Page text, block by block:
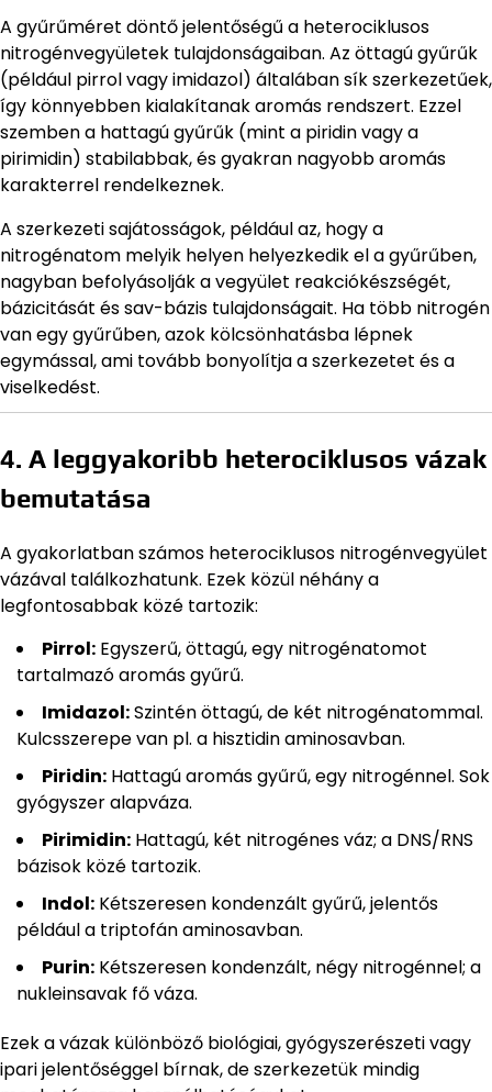
A gyűrűméret döntő jelentőségű a heterociklusos
nitrogénvegyületek tulajdonságaiban. Az öttagú gyűrűk
(például pirrol vagy imidazol) általában sík szerkezetűek,
így könnyebben kialakítanak aromás rendszert. Ezzel
szemben a hattagú gyűrűk (mint a piridin vagy a
pirimidin) stabilabbak, és gyakran nagyobb aromás
karakterrel rendelkeznek.
A szerkezeti sajátosságok, például az, hogy a
nitrogénatom melyik helyen helyezkedik el a gyűrűben,
nagyban befolyásolják a vegyület reakciókészségét,
bázicitását és sav-bázis tulajdonságait. Ha több nitrogén
van egy gyűrűben, azok kölcsönhatásba lépnek
egymással, ami tovább bonyolítja a szerkezetet és a
viselkedést.
4. A leggyakoribb heterociklusos vázak
bemutatása
A gyakorlatban számos heterociklusos nitrogénvegyület
vázával találkozhatunk. Ezek közül néhány a
legfontosabbak közé tartozik:
Pirrol: Egyszerű, öttagú, egy nitrogénatomot
tartalmazó aromás gyűrű.
Imidazol:Szintén öttagú, de két nitrogénatommal.
Kulcsszerepe van pl. a hisztidin aminosavban.
Piridin: Hattagú aromás gyűrű, egy nitrogénnel. Sok
gyógyszer alapváza.
Pirimidin: Hattagú, két nitrogénes váz; a DNS/RNS
bázisok közé tartozik.
Indol: Kétszeresen kondenzált gyűrű, jelentős
például a triptofán aminosavban.
Purin: Kétszeresen kondenzált, négy nitrogénnel; a
nukleinsavak fő váza.
Ezek a vázak különböző biológiai, gyógyszerészeti vagy
ipari jelentőséggel bírnak, de szerkezetük mindig